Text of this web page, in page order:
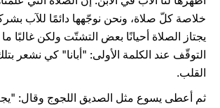
خلاصة كلّ صلاة، ونحن نوجّهها دائمًا للآب
يجتاز الصلاة أحيانًا بعض التشتّت ولكن غالبًا
التوقّف عند الكلمة الأولى: "أبانا" كي نشعر
القلب.
ثم أعطى يسوع مثل الصديق اللجوج وقال: